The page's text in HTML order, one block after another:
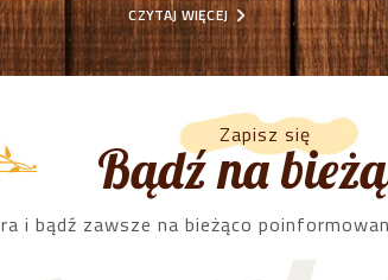
CZYTAJ WIĘCEJ
Zapisz się
Bądź na
i bądź zawsze na bieżąco